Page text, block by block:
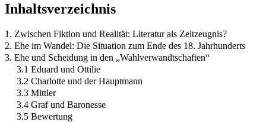
Inhaltsverzeichnis
1. Zwischen Fiktion und Realität: Literatur als Zeitzeugnis?
2. Ehe im Wandel: Die Situation zum Ende des 18. Jahrhunderts
3. Ehe und Scheidung in den „Wahlverwandtschaften“
3.1 Eduard und Ottilie
3.2 Charlotte und der Hauptmann
3.3 Mittler
3.4 Graf und Baronesse
3.5 Bewertung